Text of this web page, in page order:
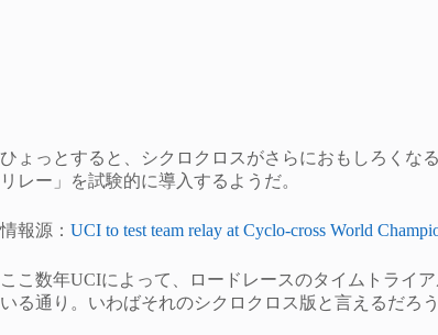
ひょっとすると、シクロクロスがさらにおもしろくな
リレー」を試験的に導入するようだ。
情報源： UCI to test team relay at Cyclo-cross World
ここ数年UCIによって、ロードレースのタイムトライ
いる通り。いわばそれのシクロクロス版と言えるだろう